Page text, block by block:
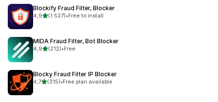
Blockify Fraud Filter, Blocker
4,9na 5 gwiazdek
(1 527)
Łączna liczba recenzji: 1527
•Free to install
MIDA Fraud Filter, Bot Blocker
4,9na 5 gwiazdek
(212)
Łączna liczba recenzji: 212
•Free
Blocky Fraud Filter IP Blocker
4,7na 5 gwiazdek
(315)
Łączna liczba recenzji: 315
•Free plan available